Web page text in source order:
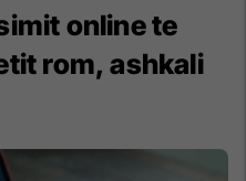
online te
rom, ashkali